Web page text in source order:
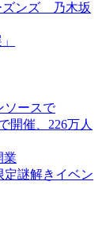
ズンズ 乃木坂
ソースで
開催、226万人
業
定謎解きイベン